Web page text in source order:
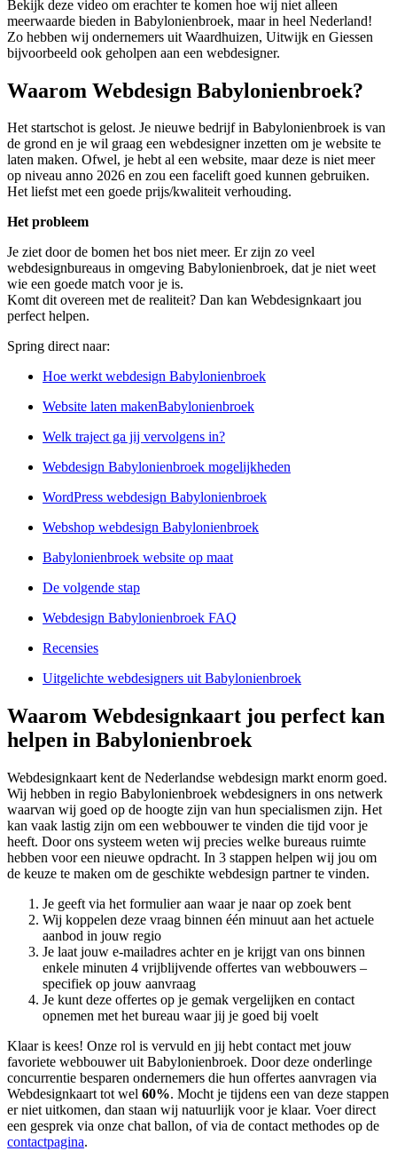
Bekijk deze video om erachter te komen hoe wij niet alleen
meerwaarde bieden in Babylonienbroek, maar in heel Nederland!
Zo hebben wij ondernemers uit Waardhuizen, Uitwijk en Giessen
bijvoorbeeld ook geholpen aan een webdesigner.
Waarom Webdesign Babylonienbroek?
Het startschot is gelost. Je nieuwe bedrijf in Babylonienbroek is van
de grond en je wil graag een webdesigner inzetten om je website te
laten maken. Ofwel, je hebt al een website, maar deze is niet meer
op niveau anno 2026 en zou een facelift goed kunnen gebruiken.
Het liefst met een goede prijs/kwaliteit verhouding.
Het probleem
Je ziet door de bomen het bos niet meer. Er zijn zo veel
webdesignbureaus in omgeving Babylonienbroek, dat je niet weet
wie een goede match voor je is.
Komt dit overeen met de realiteit? Dan kan Webdesignkaart jou
perfect helpen.
Spring direct naar:
Hoe werkt webdesign Babylonienbroek
Website laten makenBabylonienbroek
Welk traject ga jij vervolgens in?
Webdesign Babylonienbroek mogelijkheden
WordPress webdesign Babylonienbroek
Webshop webdesign Babylonienbroek
Babylonienbroek website op maat
De volgende stap
Webdesign Babylonienbroek FAQ
Recensies
Uitgelichte webdesigners uit Babylonienbroek
Waarom Webdesignkaart jou perfect kan
helpen in Babylonienbroek
Webdesignkaart kent de Nederlandse webdesign markt enorm goed.
Wij hebben in regio Babylonienbroek webdesigners in ons netwerk
waarvan wij goed op de hoogte zijn van hun specialismen zijn. Het
kan vaak lastig zijn om een webbouwer te vinden die tijd voor je
heeft. Door ons systeem weten wij precies welke bureaus ruimte
hebben voor een nieuwe opdracht. In 3 stappen helpen wij jou om
de keuze te maken om de geschikte webdesign partner te vinden.
Je geeft via het formulier aan waar je naar op zoek bent
Wij koppelen deze vraag binnen één minuut aan het actuele
aanbod in jouw regio
Je laat jouw e-mailadres achter en je krijgt van ons binnen
enkele minuten 4 vrijblijvende offertes van webbouwers –
specifiek op jouw aanvraag
Je kunt deze offertes op je gemak vergelijken en contact
opnemen met het bureau waar jij je goed bij voelt
Klaar is kees! Onze rol is vervuld en jij hebt contact met jouw
favoriete webbouwer uit Babylonienbroek. Door deze onderlinge
concurrentie besparen ondernemers die hun offertes aanvragen via
Webdesignkaart tot wel 60%. Mocht je tijdens een van deze stappen
er niet uitkomen, dan staan wij natuurlijk voor je klaar. Voer direct
een gesprek via onze chat ballon, of via de contact methodes op de
contactpagina.